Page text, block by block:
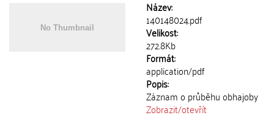
Název:
140148024.pdf
Velikost:
272.8Kb
Formát:
application/pdf
Popis:
Záznam o průběhu obhajoby
Zobrazit/otevřít